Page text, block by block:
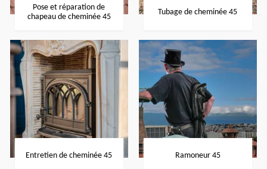
Pose et réparation de
chapeau de cheminée 45
Tubage de cheminée 45
Entretien de cheminée 45 Ramoneur 45